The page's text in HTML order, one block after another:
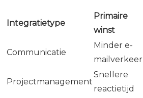
Integratietype
Primaire
winst
Communicatie
Minder e-
mailverkeer
Projectmanagement
Snellere
reactietijd